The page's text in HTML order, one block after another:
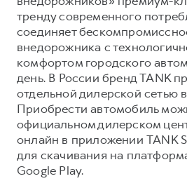
тренду современного
соединяет
внедорожника с
комфортом городского
день. В России бренд TANK
отдельной дилерской сетью
Приобрести автомобиль
официальном дилерском
онлайн в приложении TANK
для скачивания на
Google Play.